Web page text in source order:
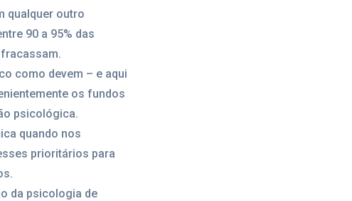
qualquer outro
90 a 95% das
como devem – e aqui
os fundos
psicológica.
quando nos
prioritários para
da psicologia de